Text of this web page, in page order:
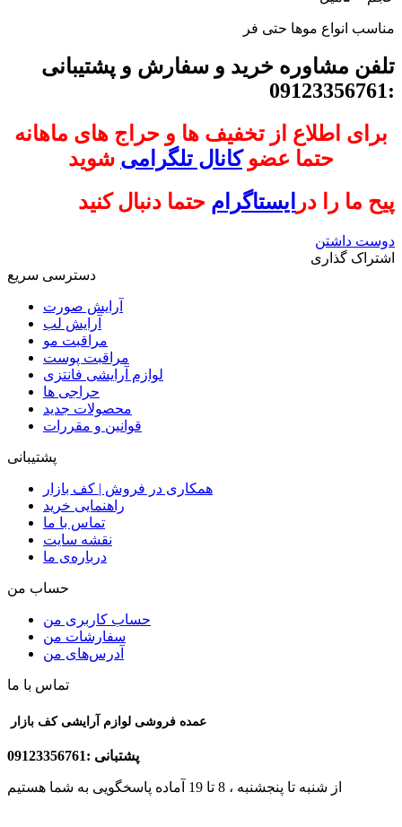
مناسب انواع موها حتی فر
تلفن مشاوره خرید و سفارش و پشتیبانی
:09123356761
برای اطلاع از تخفیف ها و حراج های ماهانه
حتما عضوکانال تلگرامی شوید
پیح ما را در ایستاگرام حتما دنبال کنید
دوست داشتن
اشتراک گذاری
دسترسی سریع
آرایش صورت
آرایش لب
مراقبت مو
مراقبت پوست
لوازم آرایشی فانتزی
حراجی ها
محصولات جدید
قوانین و مقررات
پشتیبانی
همکاری در فروش | کف بازار
راهنمایی خرید
تماس با ما
نقشه سایت
درباره‌ی ما
حساب من
حساب کاربری من
سفارشات من
آدرس‌های من
تماس با ما
پشتبانی :09123356761
از شنبه تا پنجشنبه ، 8 تا 19 آماده پاسخگویی به شما هستیم